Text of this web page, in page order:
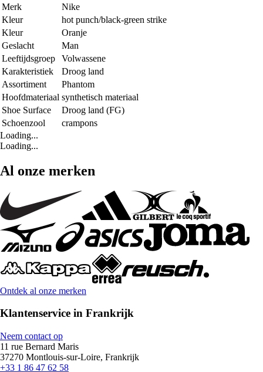
Merk
Nike
Kleur
hot punch/black-green strike
Kleur
Oranje
Geslacht
Man
Leeftijdsgroep
Volwassene
Karakteristiek
Droog land
Assortiment
Phantom
Hoofdmateriaal synthetisch materiaal
Shoe Surface
Droog land (FG)
Schoenzool
crampons
Loading...
Loading...
Al onze merken
Ontdek al onze merken
Klantenservice in Frankrijk
Neem contact op
11 rue Bernard Maris
37270 Montlouis-sur-Loire, Frankrijk
+33 1 86 47 62 58